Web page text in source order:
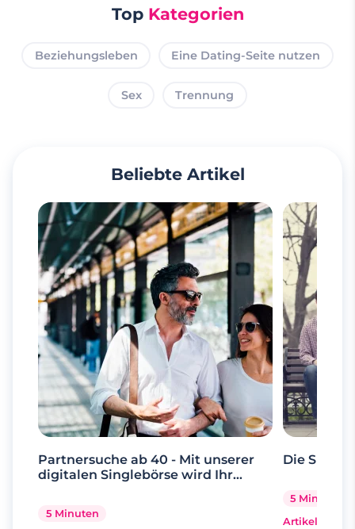
Top Kategorien
Beziehungsleben Eine Dating-Seite nutzen
Sex Trennung
Beliebte Artikel
Partnersuche ab 40 - Mit unserer
digitalen Singlebörse wird Ihr
5 Minuten
Die Suche
5 Minuten
Artikel lesen